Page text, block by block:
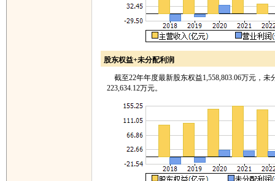
股东权益+未分配利润
截至22年年度最新股东权益1,558,803.06万元，未
223,634.12万元。